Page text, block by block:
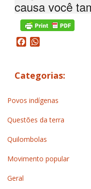
Facebook
Categorias:
Povos indígenas
Questões da terra
Quilombolas
Movimento popular
Geral